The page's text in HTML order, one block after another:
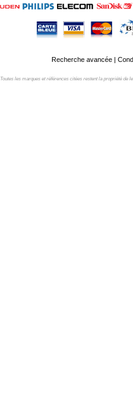
Recherche avancée|
Toutes les marques et références citées restent la propriété de